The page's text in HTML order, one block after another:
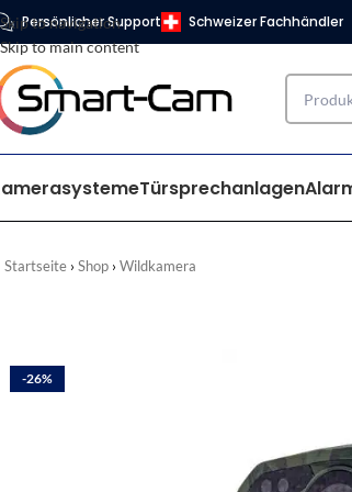
Skip to navigation
Skip to main content
Persönlicher Support Schweizer Fachhändler
Türsprechanlagen
Startseite Shop Wildkamera
-26%